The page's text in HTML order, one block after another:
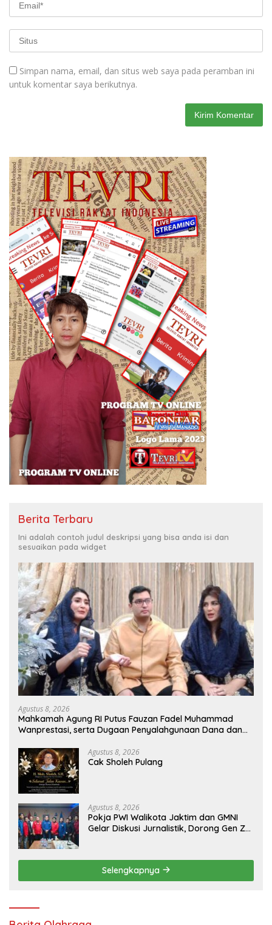
Simpan nama, email, dan situs web saya pada peramban ini
untuk komentar saya berikutnya.
Berita Terbaru
Ini adalah contoh judul deskripsi yang bisa anda isi dan
sesuaikan pada widget
Agustus 8, 2026
Mahkamah Agung RI Putus Fauzan Fadel Muhammad
Wanprestasi, serta Dugaan Penyalahgunaan Dana dan
Agustus 8, 2026
Cak Sholeh Pulang
Agustus 8, 2026
Pokja PWI Walikota Jaktim dan GMNI
Gelar Diskusi Jurnalistik, Dorong Gen Z
Selengkapnya